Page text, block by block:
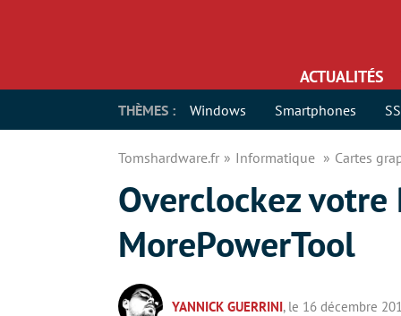
ACTUALITÉS
THÈMES : Windows Smartphones
Tomshardware.fr Informatique Cartes
Overclockez votre
MorePowerTool
YANNICK GUERRINI, le 16 décembre